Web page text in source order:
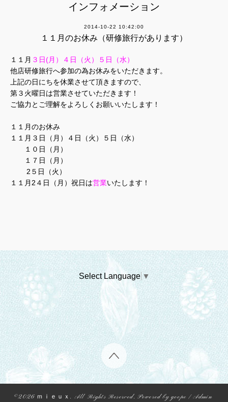
インフォメーション
2014-10-22 10:42:00
１１月のお休み（研修旅行があります）
１１月 ３日(月）４日（火）５日（水）
他店研修旅行へ参加の為お休みをいただきます。
上記の日にちを休業させて頂きますので、
第３火曜日は営業させていただきます！
ご協力とご理解をよろしくお願いいたします！
１１月のお休み
１１月３日（月）４日（火）５日（水）
１０日（月）
１７日（月）
2５日（火）
１１月2４日（月）祝日は営業いたします！
Select Language ▼
©2026 ｍｉｅｕｘ. All Rights Reserved. Powered bygoope /Admin